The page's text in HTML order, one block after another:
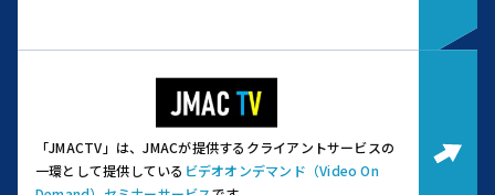
「JMACTV」は、JMACが提供するクライアントサービスの
一環として提供している ビデオオンデマンド（Video On